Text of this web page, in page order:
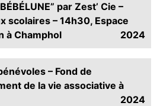
par Zest’ Cie –
scolaires – 14h30, Espace
à Champhol
2024
– Fond de
de la vie associative à
2024